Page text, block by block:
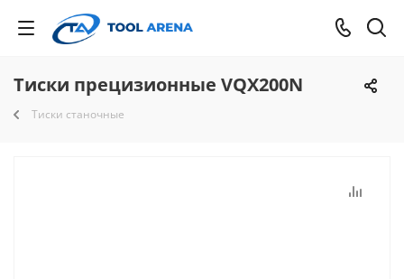
Тиски прецизионные VQX200N
Тиски станочные